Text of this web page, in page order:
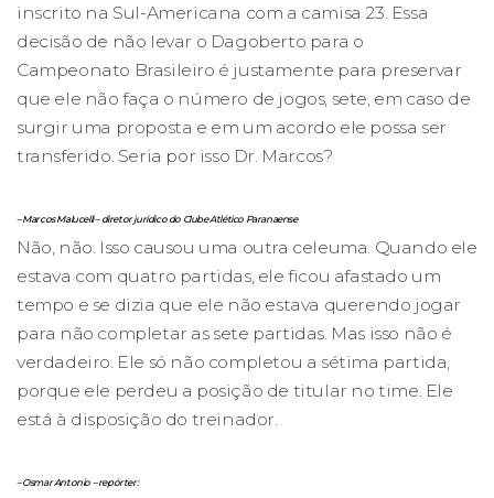
inscrito na Sul-Americana com a camisa 23. Essa
decisão de não levar o Dagoberto para o
Campeonato Brasileiro é justamente para preservar
que ele não faça o número de jogos, sete, em caso de
surgir uma proposta e em um acordo ele possa ser
transferido. Seria por isso Dr. Marcos?
– Marcos Malucelli – diretor jurídico do Clube Atlético Paranaense
Não, não. Isso causou uma outra celeuma. Quando ele
estava com quatro partidas, ele ficou afastado um
tempo e se dizia que ele não estava querendo jogar
para não completar as sete partidas. Mas isso não é
verdadeiro. Ele só não completou a sétima partida,
porque ele perdeu a posição de titular no time. Ele
está à disposição do treinador.
– Osmar Antonio – repórter: